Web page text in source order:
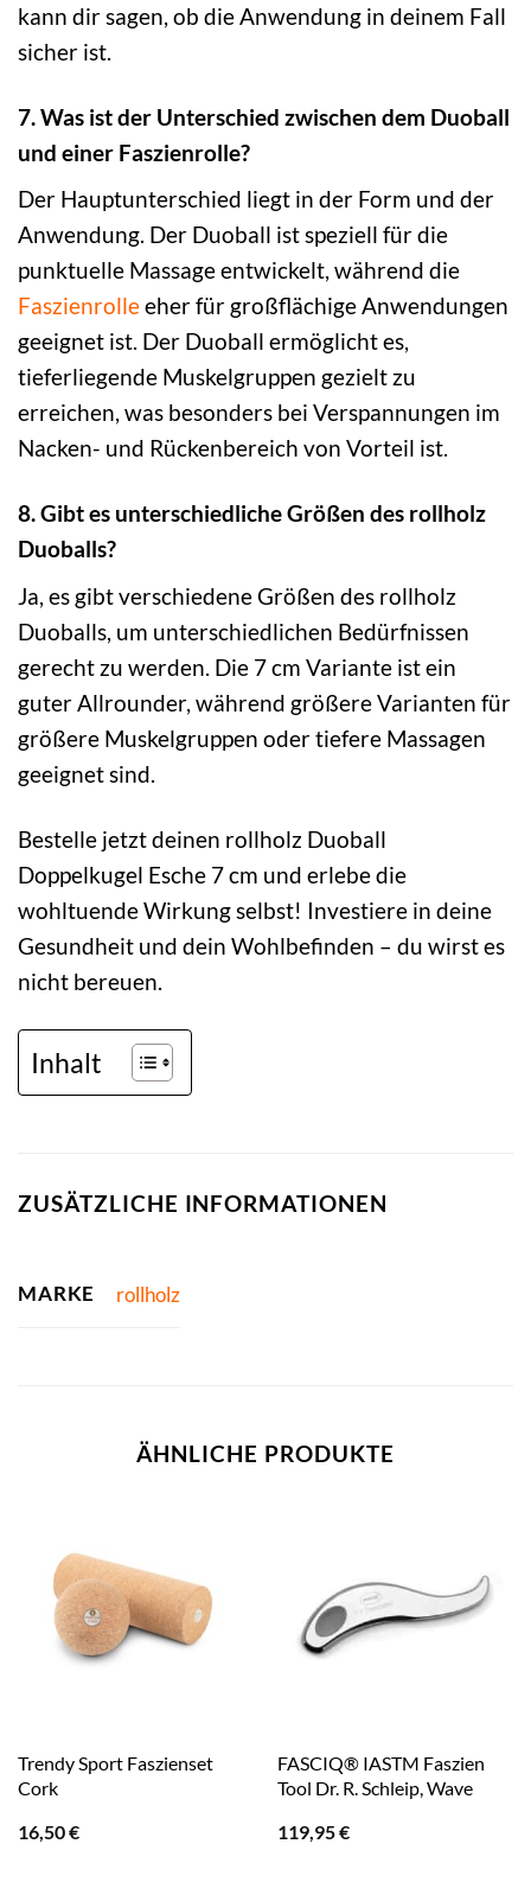
kann dir sagen, ob die Anwendung in deinem Fall
sicher ist.
7. Was ist der Unterschied zwischen dem Duoball
und einer Faszienrolle?
Der Hauptunterschied liegt in der Form und der
Anwendung. Der Duoball ist speziell für die
punktuelle Massage entwickelt, während die
Faszienrolleeher für großflächige Anwendungen
geeignet ist. Der Duoball ermöglicht es,
tieferliegende Muskelgruppen gezielt zu
erreichen, was besonders bei Verspannungen im
Nacken- und Rückenbereich von Vorteil ist.
8. Gibt es unterschiedliche Größen des rollholz
Duoballs?
Ja, es gibt verschiedene Größen des rollholz
Duoballs, um unterschiedlichen Bedürfnissen
gerecht zu werden. Die 7 cm Variante ist ein
guter Allrounder, während größere Varianten für
größere Muskelgruppen oder tiefere Massagen
geeignet sind.
Bestelle jetzt deinen rollholz Duoball
Doppelkugel Esche 7 cm und erlebe die
wohltuende Wirkung selbst! Investiere in deine
Gesundheit und dein Wohlbefinden – du wirst es
nicht bereuen.
Inhalt
ZUSÄTZLICHE INFORMATIONEN
MARKE rollholz
ÄHNLICHE PRODUKTE
Trendy Sport Faszienset
Cork
16,50€
FASCIQ® IASTM Faszien
Tool Dr. R. Schleip, Wave
119,95€